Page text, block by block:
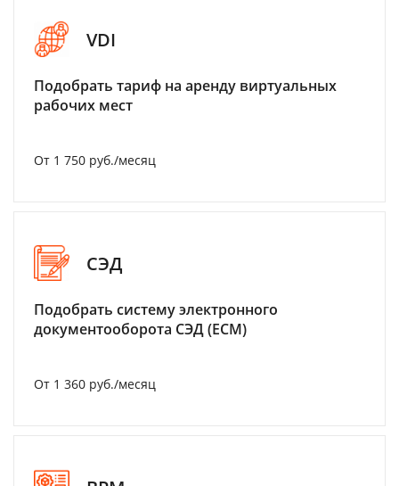
VDI
Подобрать тариф на аренду виртуальных
рабочих мест
От 1 750 руб./месяц
СЭД
Подобрать систему электронного
документооборота СЭД (ECM)
От 1 360 руб./месяц